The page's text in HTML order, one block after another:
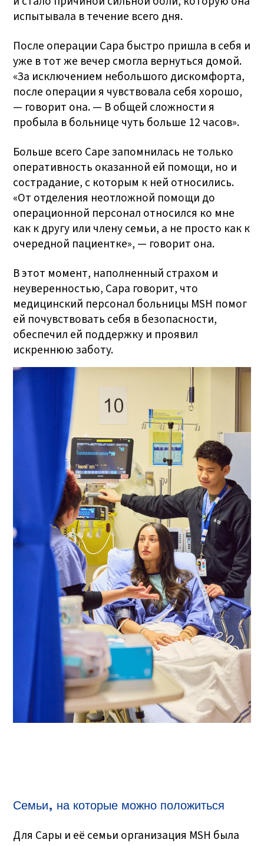
испытывала в течение всего дня.
После операции Сара быстро пришла в себя и
уже в тот же вечер смогла вернуться домой.
«За исключением небольшого дискомфорта,
после операции я чувствовала себя хорошо,
— говорит она. — В общей сложности я
пробыла в больнице чуть больше 12 часов».
Больше всего Саре запомнилась не только
оперативность оказанной ей помощи, но и
сострадание, с которым к ней относились.
«От отделения неотложной помощи до
операционной персонал относился ко мне
как к другу или члену семьи, а не просто как к
очередной пациентке», — говорит она.
В этот момент, наполненный страхом и
неуверенностью, Сара говорит, что
медицинский персонал больницы MSH помог
ей почувствовать себя в безопасности,
обеспечил ей поддержку и проявил
искреннюю заботу.
Семьи, на которые можно положиться
Для Сары и её семьи организация MSH была